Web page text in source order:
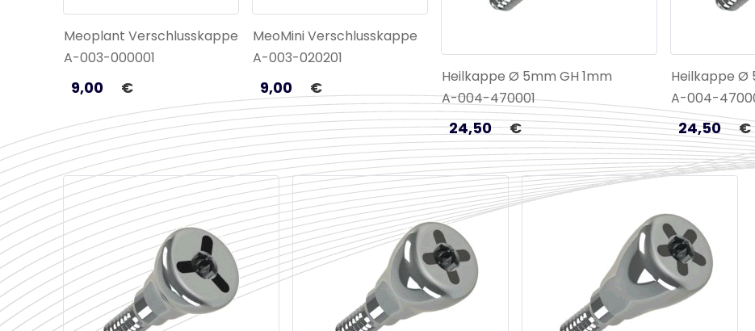
Meoplant Verschlusskappe
A-003-000001
9,00 €
MeoMini Verschlusskappe
A-003-020201
9,00 €
Heilkappe Ø 5mm GH 1mm
A-004-470001
24,50 €
Heilkappe Ø
A-004-
24,50 €